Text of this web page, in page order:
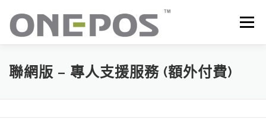
選單
所有產品．下載 價目表 OP+ 聯網版會員中心
聯網版 – 專人支援服務 (額外付費)